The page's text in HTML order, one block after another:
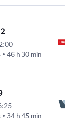
46 h 30 min
34 h 45 min